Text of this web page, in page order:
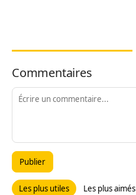
Commentaires
Publier
Les plus utiles Les plus aimés